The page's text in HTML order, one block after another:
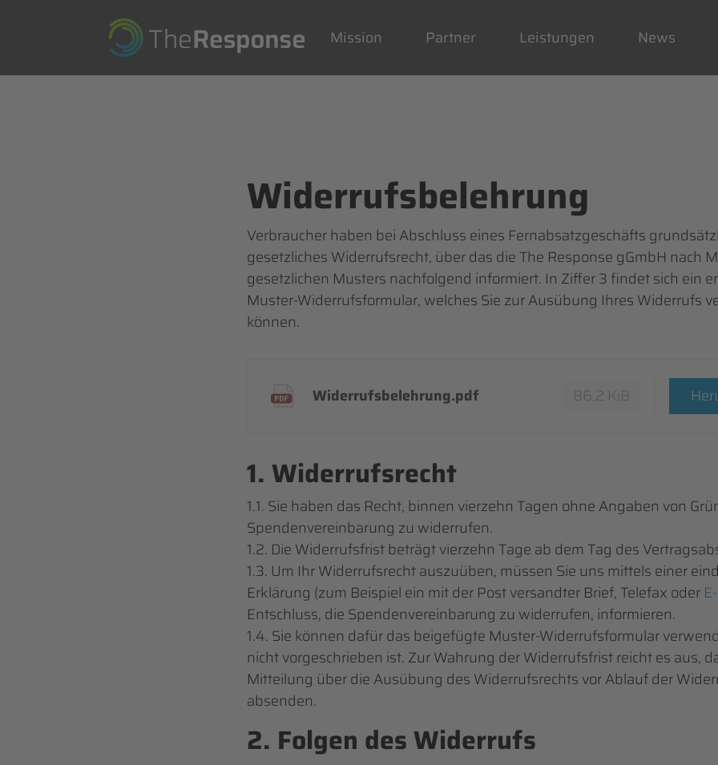
überspringen
Mission Partner Leistungen News
Widerrufsbelehrung
Verbraucher haben bei Abschluss eines Fernabsatzgeschäfts
gesetzliches Widerrufsrecht, über das die The Response gGmbH nach
gesetzlichen Musters nachfolgend informiert. In Ziffer 3 findet sich ein
Muster-Widerrufsformular, welches Sie zur Ausübung Ihres Widerrufs
können.
Widerrufsbelehrung.pdf 86,2 KiB
1. Widerrufsrecht
1.1. Sie haben das Recht, binnen vierzehn Tagen ohne Angaben von
Spendenvereinbarung zu widerrufen.
1.2. Die Widerrufsfrist beträgt vierzehn Tage ab dem Tag des
1.3. Um Ihr Widerrufsrecht auszuüben, müssen Sie uns mittels einer
Erklärung (zum Beispiel ein mit der Post versandter Brief, Telefax oder
Entschluss, die Spendenvereinbarung zu widerrufen, informieren.
1.4. Sie können dafür das beigefügte Muster-Widerrufsformular
nicht vorgeschrieben ist. Zur Wahrung der Widerrufsfrist reicht es aus,
Mitteilung über die Ausübung des Widerrufsrechts vor Ablauf der
absenden.
2. Folgen des Widerrufs